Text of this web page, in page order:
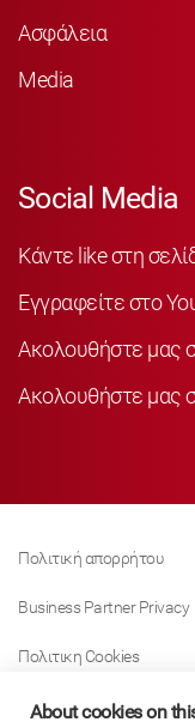
Ασφάλεια
Media
Social Media
Κάντε like στη
Εγγραφείτε στο
Ακολουθήστε μας
Ακολουθήστε μας
Πολιτική απορρήτου
Business Partner Privacy
Πολιτικη Cookies
Modern Slavery Act Policy
About cookies on